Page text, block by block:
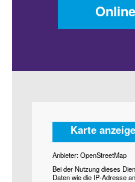
Karte
Anbieter: OpenStreetMap
Bei der Nutzung dieses
Daten wie die IP-Adresse